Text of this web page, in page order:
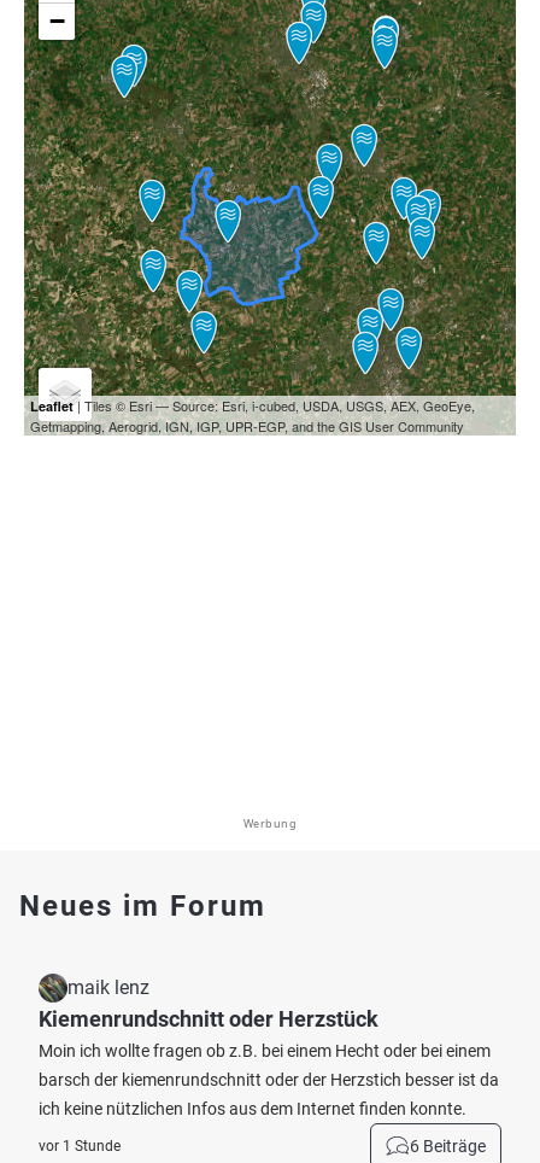
−
Leaflet| Tiles © Esri — Source: Esri, i-cubed, USDA, USGS, AEX, GeoEye,
Getmapping, Aerogrid, IGN, IGP, UPR-EGP, and the GIS User Community
Werbung
Neues im Forum
maik lenz
Kiemenrundschnitt oder Herzstück
Moin ich wollte fragen ob z.B. bei einem Hecht oder bei einem
barsch der kiemenrundschnitt oder der Herzstich besser ist da
ich keine nützlichen Infos aus dem Internet finden konnte.
vor 1 Stunde 6 Beiträge